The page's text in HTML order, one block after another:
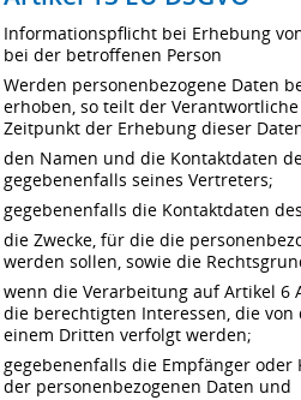
Informationspflicht bei Erhebung
bei der betroffenen Person
Werden personenbezogene Daten
erhoben, so teilt der
Zeitpunkt der Erhebung dieser
den Namen und die Kontaktdaten
gegebenenfalls seines Vertreters;
gegebenenfalls die Kontaktdaten
die Zwecke, für die die
werden sollen, sowie die
wenn die Verarbeitung auf Artikel 6
die berechtigten Interessen, die
einem Dritten verfolgt werden;
gegebenenfalls die Empfänger oder
der personenbezogenen Daten und